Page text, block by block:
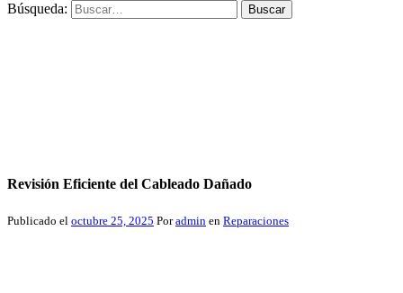
Búsqueda:
Revisión Eficiente del Cableado Dañado
Publicado el octubre 25, 2025 Poradmin en Reparaciones